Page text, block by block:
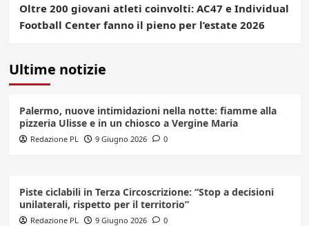
Oltre 200 giovani atleti coinvolti: AC47 e Individual
Football Center fanno il pieno per l’estate 2026
Ultime notizie
Palermo, nuove intimidazioni nella notte: fiamme alla
pizzeria Ulisse e in un chiosco a Vergine Maria
Redazione PL 9 Giugno 2026 0
Piste ciclabili in Terza Circoscrizione: “Stop a decisioni
unilaterali, rispetto per il territorio”
Redazione PL 9 Giugno 2026 0